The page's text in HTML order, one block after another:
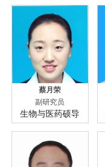
蔡月荣
副研究员
生物与医药硕导